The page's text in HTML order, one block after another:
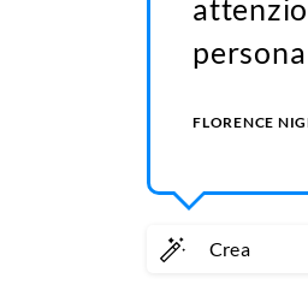
FLORENCE
Crea